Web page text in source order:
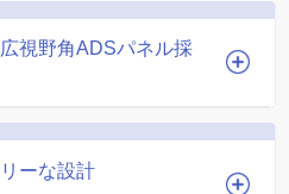
視野角ADSパネル採
ーな設計